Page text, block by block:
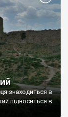
знаходиться в
підноситься в